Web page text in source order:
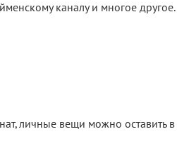
каналу и многое другое.
личные вещи можно оставить в